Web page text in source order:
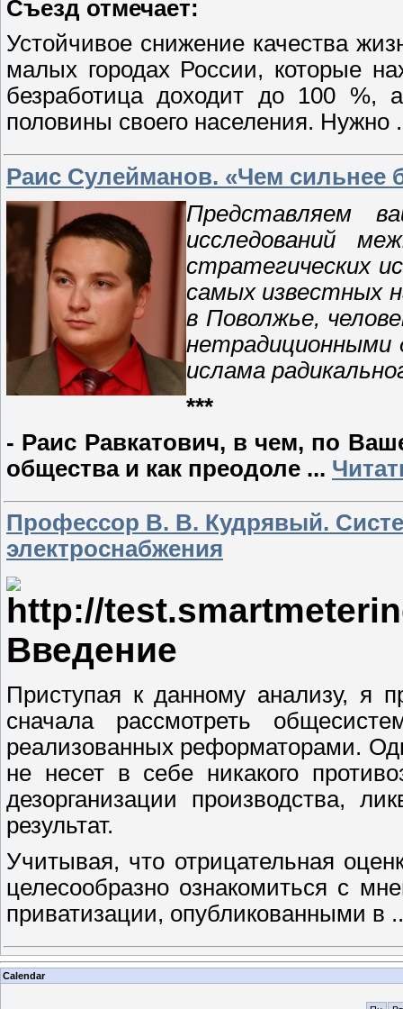
Съезд отмечает:
Устойчивое снижение качества
малых городах России, которые
безработица доходит до 100 %,
половины своего населения. Нужно
Раис Сулейманов. «Чем сильнее
Представляем
исследований
стратегических
самых известных
в Поволжье,
нетрадиционными
ислама
***
- Раис Равкатович, в чем, по
общества и как преодоле ...
Профессор В. В. Кудрявый.
электроснабжения
Введение
Приступая к данному анализу, я
сначала рассмотреть
реализованных реформаторами.
не несет в себе никакого
дезорганизации производства,
результат.
Учитывая, что отрицательная
целесообразно ознакомиться с
приватизации, опубликованными в
Calendar